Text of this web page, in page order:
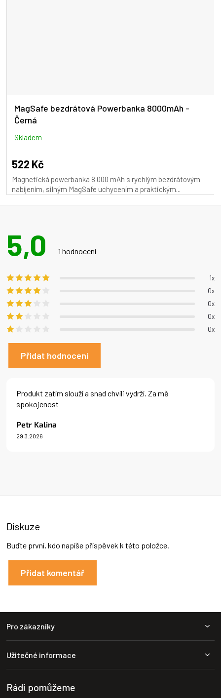
MagSafe bezdrátová Powerbanka 8000mAh -
Černá
Skladem
522 Kč
Magnetická powerbanka 8 000 mAh s rychlým bezdrátovým
nabíjením, silným MagSafe uchycením a praktickým...
5,0
hodnocení
1 hodnocení
1x
0x
0x
0x
0x
Přidat hodnocení
n
Petr Kalina
Hodnocení produktu je 5 z 5 hvězdiček.
29.3.2026
Produkt zatím slouží a snad chvíli vydrží. Za mě
spokojenost
Diskuze
Buďte první, kdo napíše příspěvek k této položce.
Přidat komentář
Pro zákazníky
Užitečné informace
Rádi pomůžeme